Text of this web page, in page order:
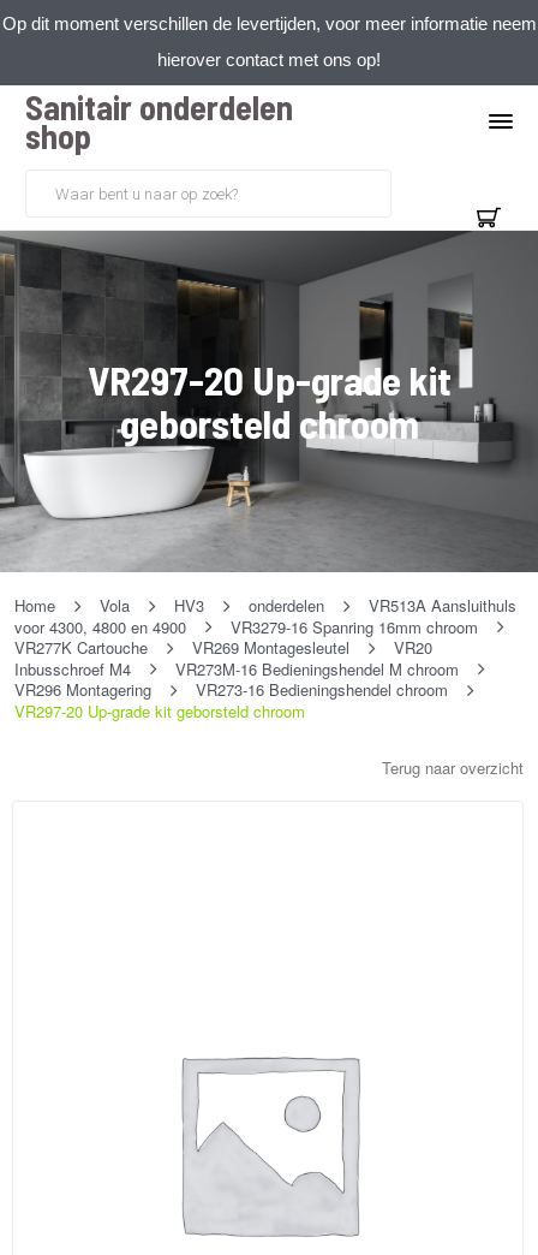
Op dit moment verschillen de levertijden, voor meer informatie neem
hierover contact met ons op!
Sanitair onderdelen
shop
VR297-20 Up-grade kit
geborsteld chroom
Home Vola HV3 onderdelen
VR513A Aansluithuls
voor 4300, 4800 en 4900
VR3279-16 Spanring 16mm chroom
VR277K Cartouche
VR269 Montagesleutel
VR20
Inbusschroef M4
VR273M-16 Bedieningshendel M chroom
VR296 Montagering
VR273-16 Bedieningshendel chroom
VR297-20 Up-grade kit geborsteld chroom
Terug naar overzicht